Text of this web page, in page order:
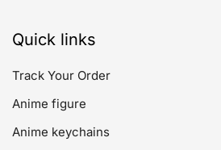
Quick links
Track Your Order
Anime figure
Anime keychains